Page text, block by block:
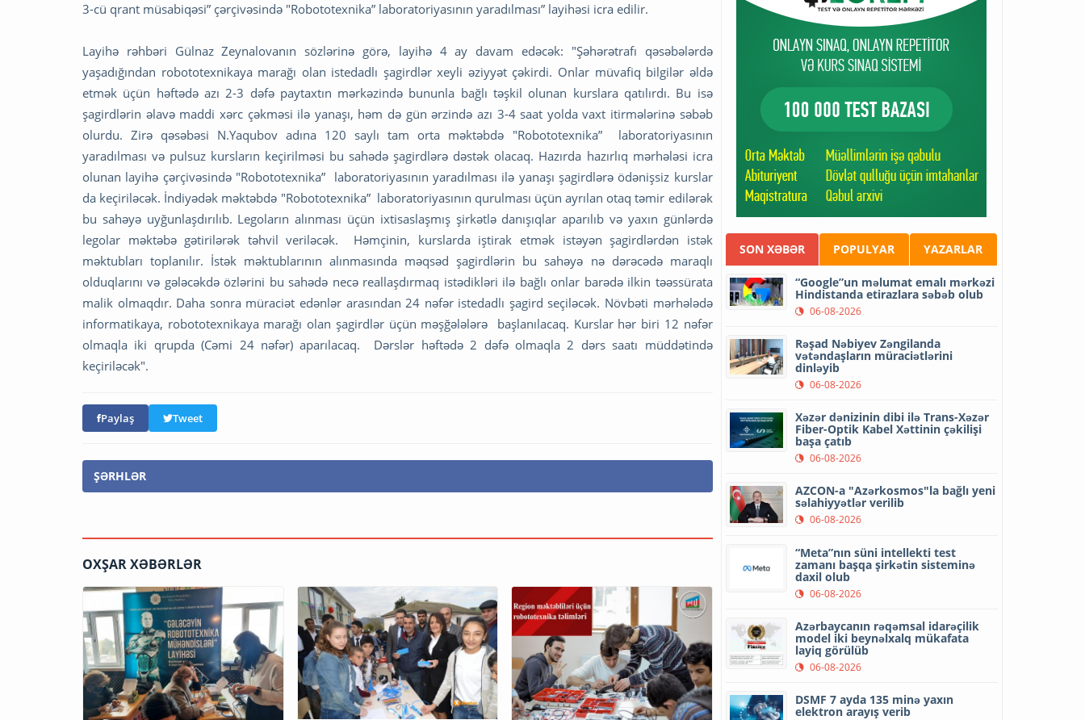
3-cü qrant müsabiqəsi” çərçivəsində "Robototexnika” laboratoriyasının yaradılması” layihəsi icra edilir.
Layihə rəhbəri Gülnaz Zeynalovanın sözlərinə görə, layihə 4 ay davam edəcək: "Şəhərətrafı qəsəbələrdə
yaşadığından robototexnikaya marağı olan istedadlı şagirdlər xeyli əziyyət çəkirdi. Onlar müvafiq bilgilər əldə
etmək üçün həftədə azı 2-3 dəfə paytaxtın mərkəzində bununla bağlı təşkil olunan kurslara qatılırdı. Bu isə
şagirdlərin əlavə maddi xərc çəkməsi ilə yanaşı, həm də gün ərzində azı 3-4 saat yolda vaxt itirmələrinə səbəb
olurdu. Zirə qəsəbəsi N.Yaqubov adına 120 saylı tam orta məktəbdə "Robototexnika” laboratoriyasının
yaradılması və pulsuz kursların keçirilməsi bu sahədə şagirdlərə dəstək olacaq. Hazırda hazırlıq mərhələsi icra
olunan layihə çərçivəsində "Robototexnika” laboratoriyasının yaradılması ilə yanaşı şagirdlərə ödənişsiz kurslar
da keçiriləcək. İndiyədək məktəbdə "Robototexnika” laboratoriyasının qurulması üçün ayrılan otaq təmir edilərək
bu sahəyə uyğunlaşdırılıb. Legoların alınması üçün ixtisaslaşmış şirkətlə danışıqlar aparılıb və yaxın günlərdə
legolar məktəbə gətirilərək təhvil veriləcək. Həmçinin, kurslarda iştirak etmək istəyən şagirdlərdən istək
məktubları toplanılır. İstək məktublarının alınmasında məqsəd şagirdlərin bu sahəyə nə dərəcədə maraqlı
olduqlarını və gələcəkdə özlərini bu sahədə necə reallaşdırmaq istədikləri ilə bağlı onlar barədə ilkin təəssürata
malik olmaqdır. Daha sonra müraciət edənlər arasından 24 nəfər istedadlı şagird seçiləcək. Növbəti mərhələdə
informatikaya, robototexnikaya marağı olan şagirdlər üçün məşğələlərə başlanılacaq. Kurslar hər biri 12 nəfər
olmaqla iki qrupda (Cəmi 24 nəfər) aparılacaq. Dərslər həftədə 2 dəfə olmaqla 2 dərs saatı müddətində
keçiriləcək".
Paylaş Tweet
ŞƏRHLƏR
OXŞAR XƏBƏRLƏR
SON XƏBƏR POPULYAR YAZARLAR
“Google”un məlumat emalı mərkəzi
Hindistanda etirazlara səbəb olub
06-08-2026
Rəşad Nəbiyev Zəngilanda
vətəndaşların müraciətlərini
dinləyib
06-08-2026
Xəzər dənizinin dibi ilə Trans-Xəzər
Fiber-Optik Kabel Xəttinin çəkilişi
başa çatıb
06-08-2026
AZCON-a "Azərkosmos"la bağlı yeni
səlahiyyətlər verilib
06-08-2026
“Meta”nın süni intellekti test
zamanı başqa şirkətin sisteminə
daxil olub
06-08-2026
Azərbaycanın rəqəmsal idarəçilik
model iki beynəlxalq mükafata
layiq görülüb
06-08-2026
DSMF 7 ayda 135 minə yaxın
elektron arayış verib